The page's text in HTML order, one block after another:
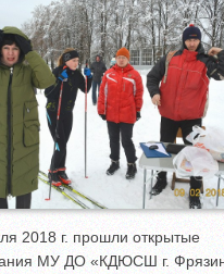
2018 г. прошли открытые
МУ ДО «КДЮСШ г.